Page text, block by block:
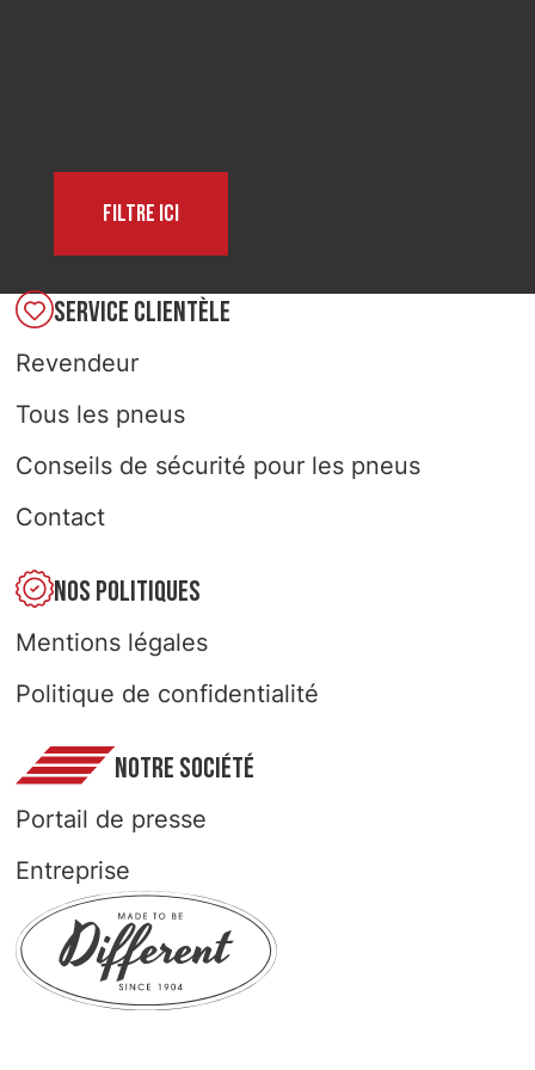
Filtre ici
SERVICE CLIENTÈLE
Revendeur
Tous les pneus
Conseils de sécurité pour les pneus
Contact
NOS POLITIQUES
Mentions légales
Politique de confidentialité
NOTRE SOCIÉTÉ
Portail de presse
Entreprise